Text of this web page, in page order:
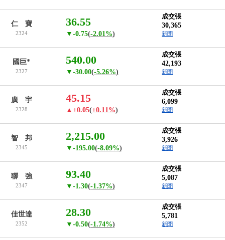
仁 寶
2324
36.55
▼-0.75(-2.01%)
成交張
30,365
新聞
國巨*
2327
540.00
▼-30.00(-5.26%)
成交張
42,193
新聞
廣 宇
2328
45.15
▲+0.05(+0.11%)
成交張
6,099
新聞
智 邦
2345
2,215.00
▼-195.00(-8.09%)
成交張
3,926
新聞
聯 強
2347
93.40
▼-1.30(-1.37%)
成交張
5,087
新聞
佳世達
2352
28.30
▼-0.50(-1.74%)
成交張
5,781
新聞